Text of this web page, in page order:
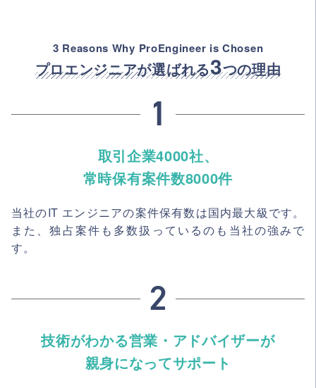
3 Reasons Why ProEngineer is Chosen
プロエンジニアが選ばれる3つの理由
取引企業4000社、
常時保有案件数8000件
当社のIT エンジニアの案件保有数は国内最大級です。
また、独占案件も多数扱っているのも当社の強みで
す。
技術がわかる営業・アドバイザーが
親身になってサポート